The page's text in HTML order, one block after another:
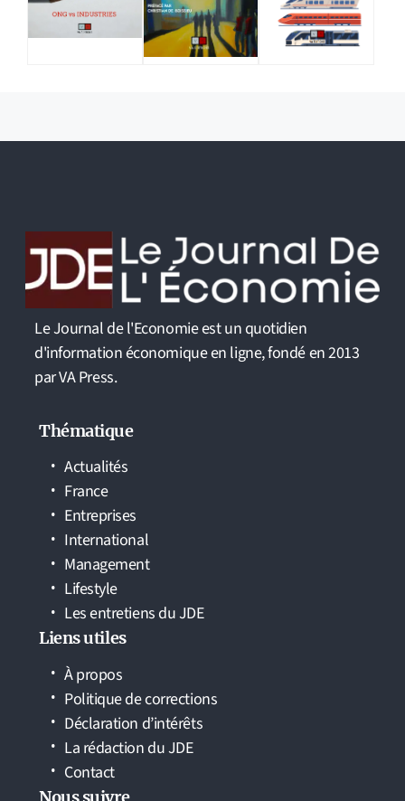
Le Journal de l'Economie est un quotidien
d'information économique en ligne, fondé en 2013
par VA Press.
Thématique
Actualités
France
Entreprises
International
Management
Lifestyle
Les entretiens du JDE
Liens utiles
À propos
Politique de corrections
Déclaration d’intérêts
La rédaction du JDE
Contact
Nous suivre